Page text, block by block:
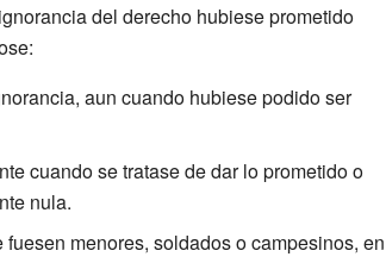
del derecho hubiese prometido
aun cuando hubiese podido ser
cuando se tratase de dar lo prometido o
nula.
menores, soldados o campesinos, en